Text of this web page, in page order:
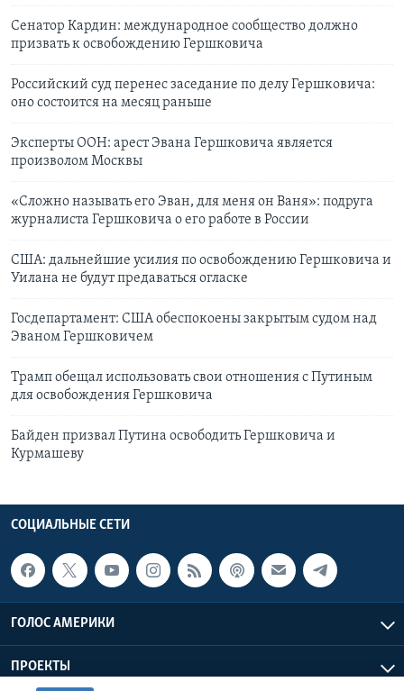
Сенатор Кардин: международное сообщество должно
призвать к освобождению Гершковича
Российский суд перенес заседание по делу Гершковича:
оно состоится на месяц раньше
Эксперты ООН: арест Эвана Гершковича является
произволом Москвы
«Сложно называть его Эван, для меня он Ваня»: подруга
журналиста Гершковича о его работе в России
США: дальнейшие усилия по освобождению Гершковича и
Уилана не будут предаваться огласке
Госдепартамент: США обеспокоены закрытым судом над
Эваном Гершковичем
Трамп обещал использовать свои отношения с Путиным
для освобождения Гершковича
Байден призвал Путина освободить Гершковича и
Курмашеву
СОЦИАЛЬНЫЕ СЕТИ
ГОЛОС АМЕРИКИ
ПРОЕКТЫ